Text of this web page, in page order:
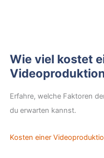
Wie viel kostet
Erfahre, welche Faktoren
du erwarten kannst.
Kosten einer